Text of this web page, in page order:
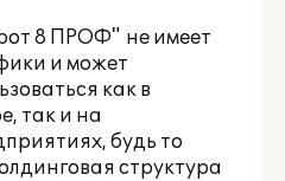
8 ПРОФ" не имеет
и может
как в
так и на
будь то
структура